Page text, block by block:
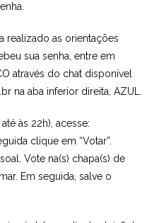
realizado as orientações
sua senha, entre em
através do chat disponível
na aba inferior direita, AZUL.
às 22h), acesse:
clique em “Votar”.
Vote na(s) chapa(s) de
Em seguida, salve o